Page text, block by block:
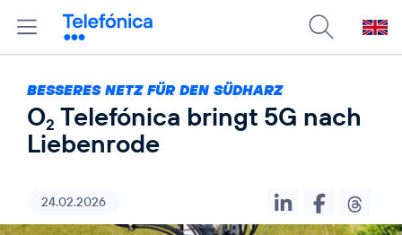
BESSERES NETZ FÜR DEN SÜDHARZ
O2 Telefónica bringt 5G nach
Liebenrode
24.02.2026